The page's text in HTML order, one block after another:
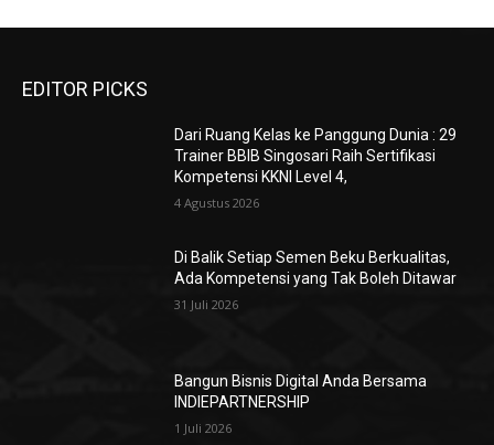
EDITOR PICKS
Dari Ruang Kelas ke Panggung Dunia : 29
Trainer BBIB Singosari Raih Sertifikasi
Kompetensi KKNI Level 4,
4 Agustus 2026
Di Balik Setiap Semen Beku Berkualitas,
Ada Kompetensi yang Tak Boleh Ditawar
31 Juli 2026
Bangun Bisnis Digital Anda Bersama
INDIEPARTNERSHIP
1 Juli 2026